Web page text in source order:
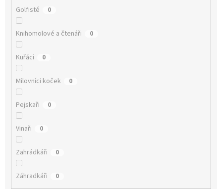
Golfisté 0
Knihomolové a čtenáři 0
Kuřáci 0
Milovníci koček 0
Pejskaři 0
Vinaři 0
Zahrádkáři 0
Záhradkáři 0